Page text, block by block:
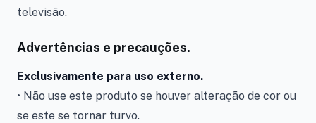
televisão.
Advertências e precauções.
Exclusivamente para uso externo.
• Não use este produto se houver alteração de cor ou
se este se tornar turvo.